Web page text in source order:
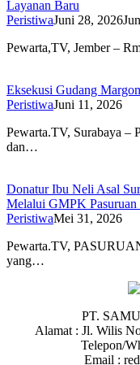
Layanan Baru
PeristiwaJuni 28, 2026
Pewarta,TV, Jember –
Eksekusi Gudang
PeristiwaJuni 11, 2026
Pewarta.TV, Surabaya –
dan…
Donatur Ibu Neli Asal
Melalui GMPK Pasuruan
PeristiwaMei 31, 2026
Pewarta.TV,
yang…
PT.
Alamat : Jl. Wilis
Telepon/
Email :